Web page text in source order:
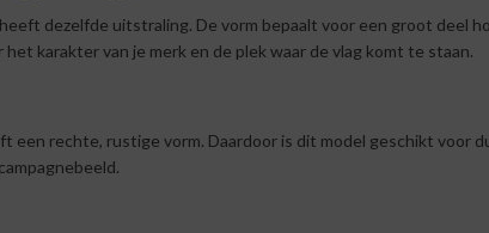
dezelfde uitstraling. De vorm bepaalt voor een groot deel
het karakter van je merk en de plek waar de vlag komt te staan.
een rechte, rustige vorm. Daardoor is dit model geschikt voor